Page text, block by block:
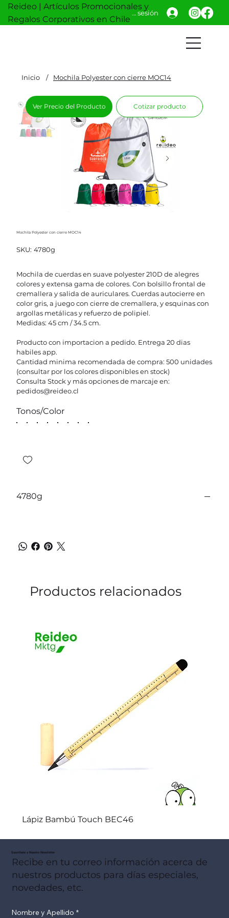
Reideo | Artículos Promocionales y
Regalos Corporativos en Chile
Iniciar sesión
Inicio / Mochila Polyester con cierre MOC14
Mochila Polyester con cierre MOC14
SKU:
SKU
4780g
4780g
Mochila de cuerdas en suave polyester 210D de alegres
colores y extensa gama de colores. Con bolsillo frontal de
cremallera y salida de auriculares. Cuerdas autocierre en
color gris, a juego con cierre de cremallera, y esquinas con
argollas metálicas y refuerzo de polipiel.
Medidas: 45 cm / 34.5 cm.
Producto con importacion a pedido. Entrega 20 dias
habiles app.
Cantidad minima recomendada de compra: 500 unidades
(consultar por los colores disponibles en stock)
Consulta Stock y más opciones de marcaje en:
pedidos@reideo.cl
Tonos/Color
4780g
Ver Precio del Producto Cotizar producto
Productos relacionados
Lápiz Bambú Touch BEC46
Suscribete a Nuestro Newsletter
Recibe en tu correo información acerca de
nuestros productos para días especiales,
novedades, etc.
Nombre y Apellido *